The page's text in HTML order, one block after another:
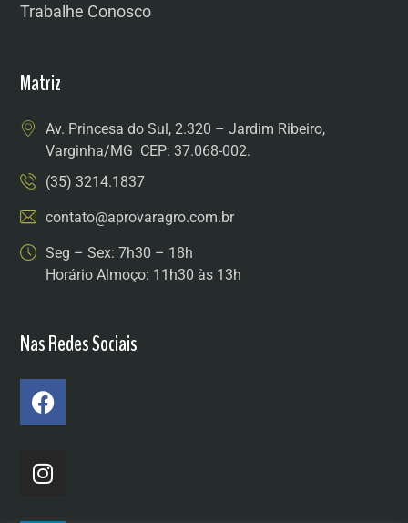
Trabalhe Conosco
Matriz
Av. Princesa do Sul, 2.320 – Jardim Ribeiro,
Varginha/MG CEP: 37.068-002.
(35) 3214.1837
contato@aprovaragro.com.br
Seg – Sex: 7h30 – 18h
Horário Almoço: 11h30 às 13h
Nas Redes Sociais